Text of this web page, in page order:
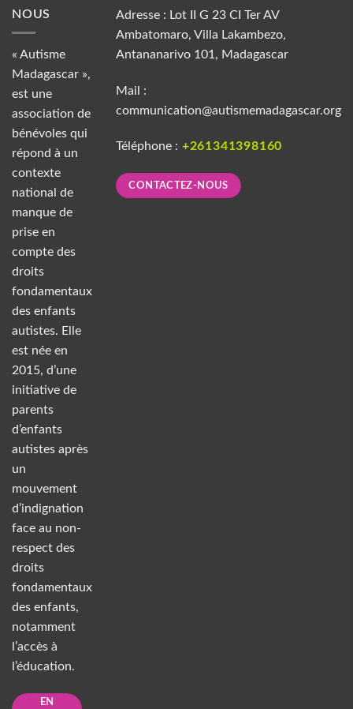
NOUS
« Autisme
Madagascar »,
est une
association de
bénévoles qui
répond à un
contexte
national de
manque de
prise en
compte des
droits
fondamentaux
des enfants
autistes. Elle
est née en
2015, d’une
initiative de
parents
d’enfants
autistes après
un
mouvement
d’indignation
face au non-
respect des
droits
fondamentaux
des enfants,
notamment
l’accès à
l’éducation.
EN
Adresse : Lot II G 23 CI Ter AV
Ambatomaro, Villa Lakambezo,
Antananarivo 101, Madagascar
Mail :
communication@autismemadagascar.org
Téléphone : +261341398160
CONTACTEZ-NOUS